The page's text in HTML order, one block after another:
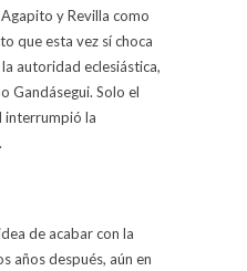
y Revilla como
que esta vez sí choca
autoridad eclesiástica,
Gandásegui. Solo el
interrumpió la
de acabar con la
años después, aún en